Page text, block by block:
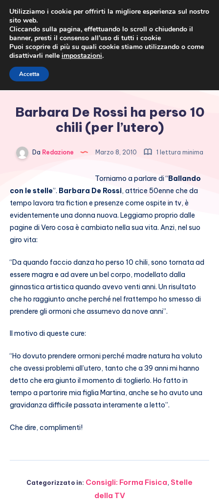
Barbara De Rossi ha perso 10
chili (per l’utero)
Da Redazione Marzo 8, 2010 1 lettura minima
Torniamo a parlare di “Ballando
con le stelle”. Barbara De Rossi, attrice 50enne che da
tempo lavora tra fiction e presenze come ospite in tv, è
evidentemente una donna nuova. Leggiamo proprio dalle
pagine di Vero cosa è cambiato nella sua vita. Anzi, nel suo
giro vita:
“Da quando faccio danza ho perso 10 chili, sono tornata ad
essere magra e ad avere un bel corpo, modellato dalla
ginnastica artistica quando avevo venti anni. Un risultato
che ho raggiunto anche perché nel frattempo ho smesso di
prendere gli ormoni che assumevo da nove anni”.
Il motivo di queste cure:
“Ho dovuto prendere ormoni perché madre natura ha voluto
che avessi problemi all’utero, tanto che a 39 anni mi hanno
detto che era giunto il momento di toglierlo. Ho fatto in
tempo a partorire mia figlia Martina, anche se ho avuto una
gravidanza difficile passata interamente a letto”.
Che dire, complimenti!
Categorizzato in: Consigli: Forma Fisica, Stelle
della TV
Utilizziamo i cookie per offrirti la migliore esperienza sul nostro
sito web.
Cliccando sulla pagina, effettuando lo scroll o chiudendo il
banner, presti il consenso all’uso di tutti i cookie
Puoi scoprire di più su quali cookie stiamo utilizzando o come
disattivarli nelle impostazioni.
Accetta